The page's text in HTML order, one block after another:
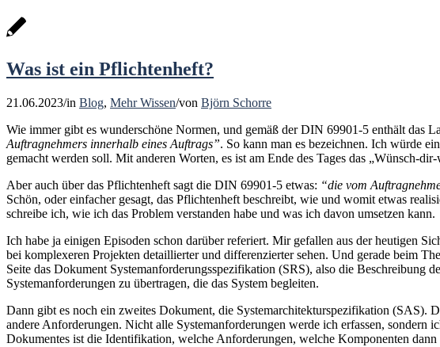
Was ist ein Pflichtenheft?
21.06.2023/in Blog, Mehr Wissen/von Björn Schorre
Wie immer gibt es wunderschöne Normen, und gemäß der DIN 69901-5 enthält das
Auftragnehmers innerhalb eines Auftrags”. So kann man es bezeichnen. Ich würde
gemacht werden soll. Mit anderen Worten, es ist am Ende des Tages das „Wünsch-
Aber auch über das Pflichtenheft sagt die DIN 69901-5 etwas: “die vom
Schön, oder einfacher gesagt, das Pflichtenheft beschreibt, wie und womit etwas
schreibe ich, wie ich das Problem verstanden habe und was ich davon umsetzen kann.
Ich habe ja einigen Episoden schon darüber referiert. Mir gefallen aus der heutigen
bei komplexeren Projekten detaillierter und differenzierter sehen. Und gerade beim
Seite das Dokument Systemanforderungsspezifikation (SRS), also die Beschreibung
Systemanforderungen zu übertragen, die das System begleiten.
Dann gibt es noch ein zweites Dokument, die Systemarchitekturspezifikation (SAS).
andere Anforderungen. Nicht alle Systemanforderungen werde ich erfassen,
Dokumentes ist die Identifikation, welche Anforderungen, welche Komponenten dann